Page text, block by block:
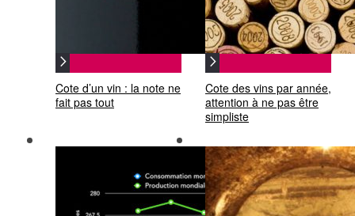
Cote d’un vin : la note ne
fait pas tout
Cote des vins par année,
attention à ne pas être
simpliste